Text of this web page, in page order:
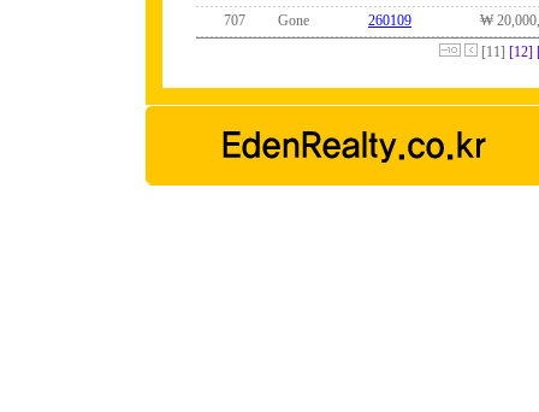
707
Gone 260109
₩
[11] [12]